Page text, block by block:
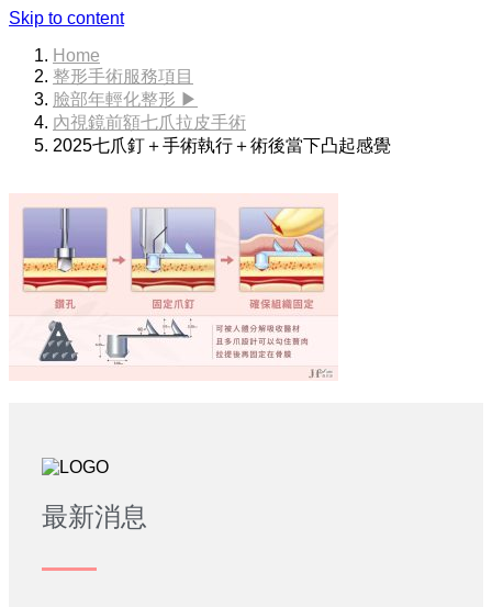
Skip to content
Home
整形手術服務項目
臉部年輕化整形 ▶
內視鏡前額七爪拉皮手術
2025七爪釘＋手術執行＋術後當下凸起感覺
最新消息